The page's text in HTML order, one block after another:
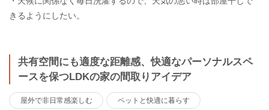
きるようにしたい。
共有空間にも適度な距離感、快適なパーソナルスペ
ースを保つLDKの家の間取りアイデア
屋外で非日常感楽しむ ペットと快適に暮らす